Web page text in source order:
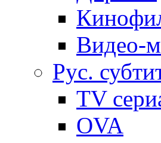
Видео-
Рус.
TV
OVA